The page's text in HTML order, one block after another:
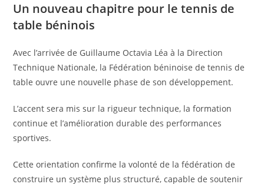
Un nouveau chapitre pour le tennis de
table béninois
Avec l’arrivée de Guillaume Octavia Léa à la Direction
Technique Nationale, la Fédération béninoise de tennis de
table ouvre une nouvelle phase de son développement.
L’accent sera mis sur la rigueur technique, la formation
continue et l’amélioration durable des performances
sportives.
Cette orientation confirme la volonté de la fédération de
construire un système plus structuré, capable de soutenir